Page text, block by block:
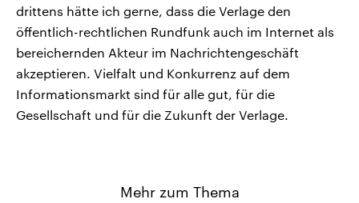
drittens hätte ich gerne, dass die Verlage den
öffentlich-rechtlichen Rundfunk auch im Internet als
bereichernden Akteur im Nachrichtengeschäft
akzeptieren. Vielfalt und Konkurrenz auf dem
Informationsmarkt sind für alle gut, für die
Gesellschaft und für die Zukunft der Verlage.
Mehr zum Thema